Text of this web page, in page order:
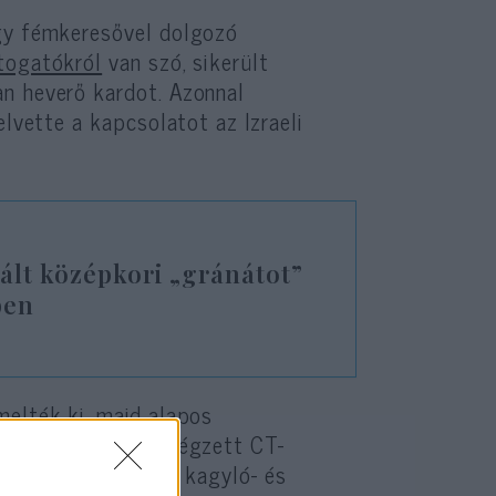
fémkeresővel dolgozó
van szó, sikerült
heverő kardot. Azonnal
a kapcsolatot az Izraeli
középkori „gránátot”
ki, majd alapos
elvégzett CT-
alatt rárakódott kagyló- és